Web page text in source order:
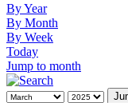
By Year
By Month
By Week
Today
Jump to month